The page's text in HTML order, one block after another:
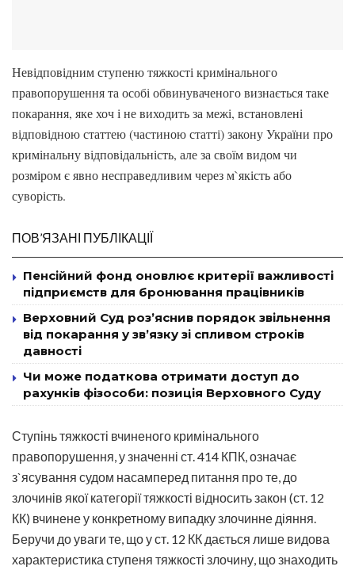
Невідповідним ступеню тяжкості кримінального
правопорушення та особі обвинуваченого визнається таке
покарання, яке хоч і не виходить за межі, встановлені
відповідною статтею (частиною статті) закону України про
кримінальну відповідальність, але за своїм видом чи
розміром є явно несправедливим через м`якість або
суворість.
ПОВ’ЯЗАНІ ПУБЛІКАЦІЇ
Пенсійний фонд оновлює критерії важливості
підприємств для бронювання працівників
Верховний Суд роз’яснив порядок звільнення
від покарання у зв’язку зі спливом строків
давності
Чи може податкова отримати доступ до
рахунків фізособи: позиція Верховного Суду
Ступінь тяжкості вчиненого кримінального
правопорушення, у значенні ст. 414 КПК, означає
з`ясування судом насамперед питання про те, до
злочинів якої категорії тяжкості відносить закон (ст. 12
КК) вчинене у конкретному випадку злочинне діяння.
Беручи до уваги те, що у ст. 12 КК дається лише видова
характеристика ступеня тяжкості злочину, що знаходить